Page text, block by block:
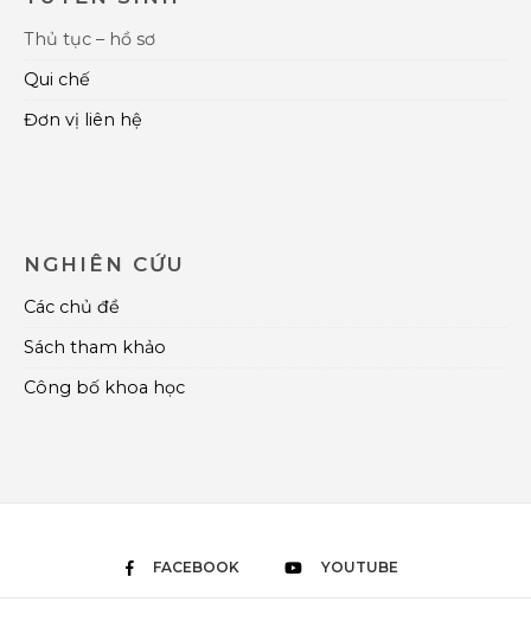
Thủ tục – hồ sơ
Qui chế
Đơn vị liên hệ
NGHIÊN CỨU
Các chủ đề
Sách tham khảo
Công bố khoa học
FACEBOOK YOUTUBE